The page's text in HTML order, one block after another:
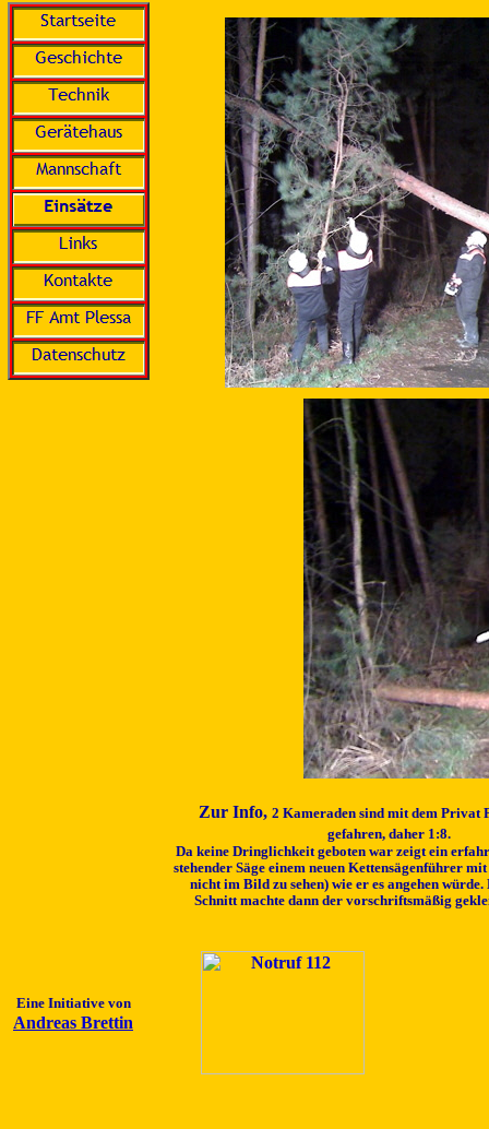
Zur Info, 2 Kameraden sind mit dem Privat
gefahren, daher 1:8.
Da keine Dringlichkeit geboten war zeigt ein
stehender Säge einem neuen Kettensägenführer
nicht im Bild zu sehen) wie er es angehen würde.
Schnitt machte dann der vorschriftsmäßig
Eine Initiative von
Andreas Brettin